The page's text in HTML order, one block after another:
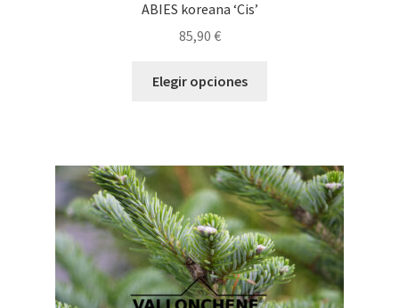
ABIES koreana ‘Cis’
85,90 €
Elegir opciones
Las
opciones
se
pueden
elegir
en